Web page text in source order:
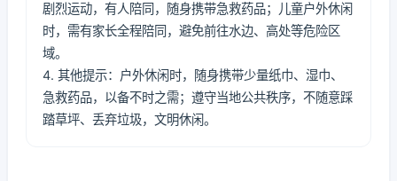
剧烈运动，有人陪同，随身携带急救药品；儿童户外休闲
时，需有家长全程陪同，避免前往水边、高处等危险区
域。
4. 其他提示：户外休闲时，随身携带少量纸巾、湿巾、
急救药品，以备不时之需；遵守当地公共秩序，不随意踩
踏草坪、丢弃垃圾，文明休闲。